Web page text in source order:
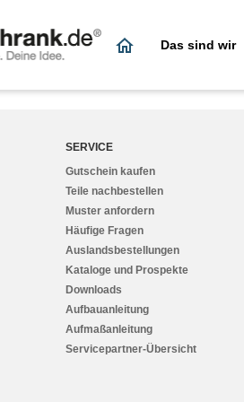
Das sind wir
SERVICE
Gutschein kaufen
Teile nachbestellen
Muster anfordern
Häufige Fragen
Auslandsbestellungen
Kataloge und Prospekte
Downloads
Aufbauanleitung
Aufmaßanleitung
Servicepartner-Übersicht